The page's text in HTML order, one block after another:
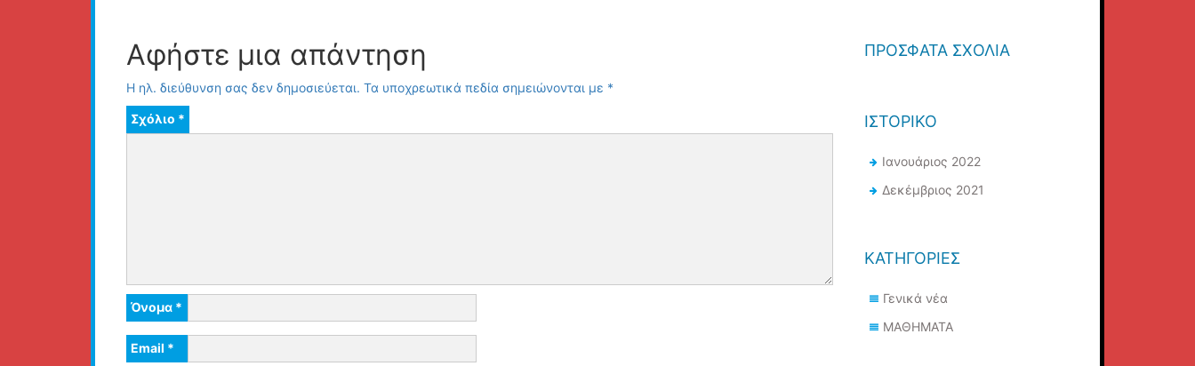
Αφήστε μια απάντηση
Η ηλ. διεύθυνση σας δεν δημοσιεύεται. Τα υποχρεωτικά πεδία σημειώνονται με *
Σχόλιο *
Όνομα *
Email *
ΠΡΌΣΦΑΤΑ ΣΧΌΛΙΑ
ΙΣΤΟΡΙΚΌ
Ιανουάριος 2022
Δεκέμβριος 2021
KΑΤΗΓΟΡΊΕΣ
Γενικά νέα
ΜΑΘΗΜΑΤΑ